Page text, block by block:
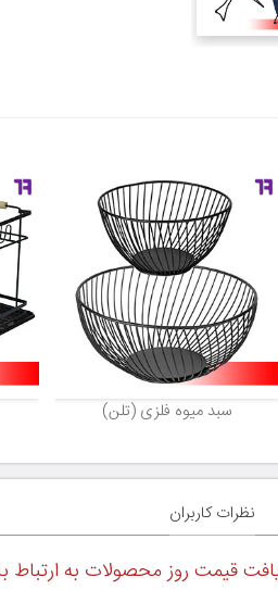
سبد میوه فلزی (تلن)
نظرات کاربران
قیمت روز محصولات به ارتباط